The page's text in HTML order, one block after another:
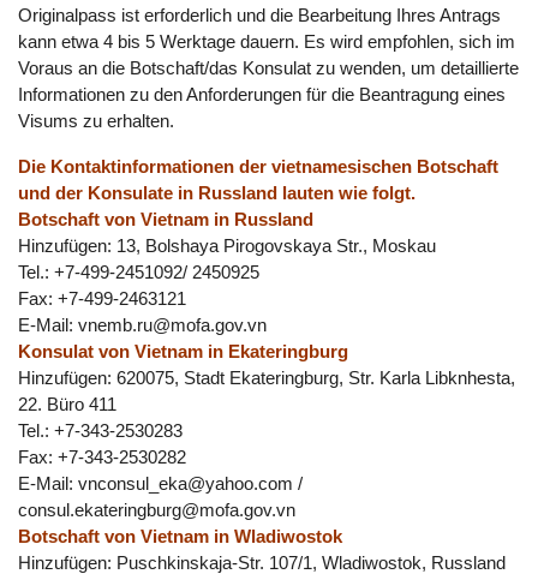
Originalpass ist erforderlich und die Bearbeitung Ihres Antrags
kann etwa 4 bis 5 Werktage dauern. Es wird empfohlen, sich im
Voraus an die Botschaft/das Konsulat zu wenden, um detaillierte
Informationen zu den Anforderungen für die Beantragung eines
Visums zu erhalten.
Die Kontaktinformationen der vietnamesischen Botschaft
und der Konsulate in Russland lauten wie folgt.
Botschaft von Vietnam in Russland
Hinzufügen: 13, Bolshaya Pirogovskaya Str., Moskau
Tel.: +7-499-2451092/ 2450925
Fax: +7-499-2463121
E-Mail: vnemb.ru@mofa.gov.vn
Konsulat von Vietnam in Ekateringburg
Hinzufügen: 620075, Stadt Ekateringburg, Str. Karla Libknhesta,
22. Büro 411
Tel.: +7-343-2530283
Fax: +7-343-2530282
E-Mail: vnconsul_eka@yahoo.com /
consul.ekateringburg@mofa.gov.vn
Botschaft von Vietnam in Wladiwostok
Hinzufügen: Puschkinskaja-Str. 107/1, Wladiwostok, Russland